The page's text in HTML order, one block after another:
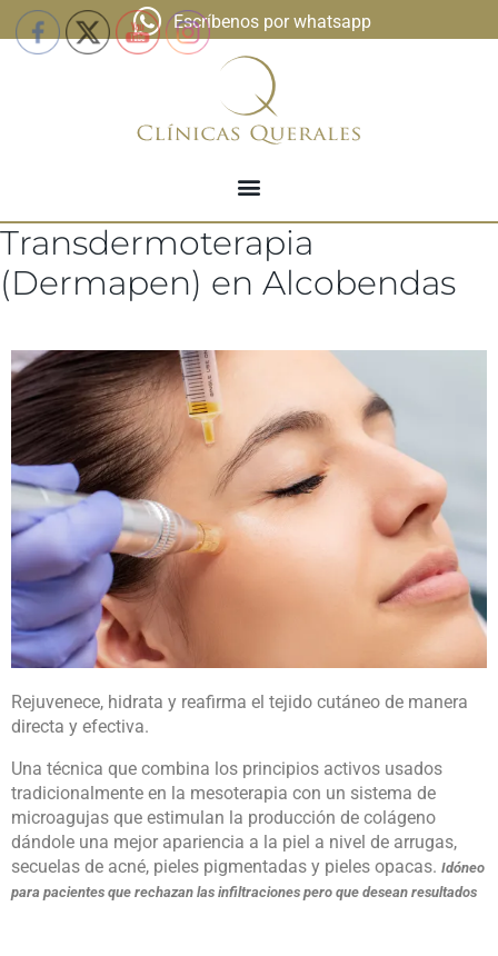
Escríbenos por whatsapp
Transdermoterapia
(Dermapen) en Alcobendas
Rejuvenece, hidrata y reafirma el tejido cutáneo de manera
directa y efectiva.
Una técnica que combina los principios activos usados
tradicionalmente en la mesoterapia con un sistema de
microagujas que estimulan la producción de colágeno
dándole una mejor apariencia a la piel a nivel de arrugas,
secuelas de acné, pieles pigmentadas y pieles opacas. Idóneo
para pacientes que rechazan las infiltraciones pero que desean resultados